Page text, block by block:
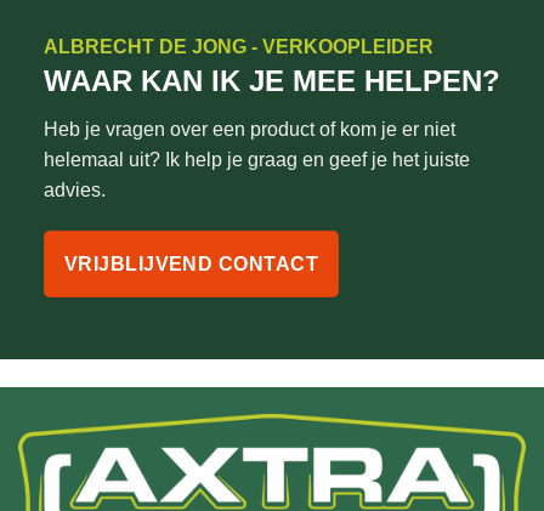
ALBRECHT DE JONG - VERKOOPLEIDER
WAAR KAN IK JE MEE HELPEN?
Heb je vragen over een product of kom je er niet
helemaal uit? Ik help je graag en geef je het juiste
advies.
VRIJBLIJVEND CONTACT